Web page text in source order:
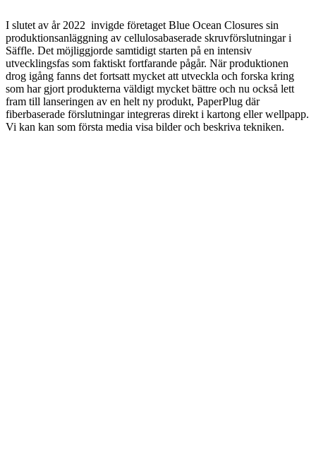
I slutet av år 2022 invigde företaget Blue Ocean Closures sin
produktionsanläggning av cellulosabaserade skruvförslutningar i
Säffle. Det möjliggjorde samtidigt starten på en intensiv
utvecklingsfas som faktiskt fortfarande pågår. När produktionen
drog igång fanns det fortsatt mycket att utveckla och forska kring
som har gjort produkterna väldigt mycket bättre och nu också lett
fram till lanseringen av en helt ny produkt, PaperPlug där
fiberbaserade förslutningar integreras direkt i kartong eller wellpapp.
Vi kan kan som första media visa bilder och beskriva tekniken.